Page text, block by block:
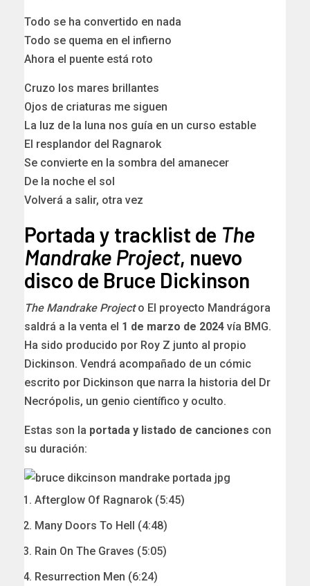
Todo se ha convertido en nada
Todo se quema en el infierno
Ahora el puente está roto
Cruzo los mares brillantes
Ojos de criaturas me siguen
La luz de la luna nos guía en un curso estable
El resplandor del Ragnarok
Se convierte en la sombra del amanecer
De la noche el sol
Volverá a salir, otra vez
Portada y tracklist de The
Mandrake Project, nuevo
disco de Bruce Dickinson
The Mandrake Projecto El proyecto Mandrágora
saldrá a la venta el 1 de marzo de 2024 vía BMG.
Ha sido producido por Roy Z junto al propio
Dickinson. Vendrá acompañado de un cómic
escrito por Dickinson que narra la historia del Dr
Necrópolis, un genio científico y oculto.
Estas son la portada y listado de canciones con
su duración:
Afterglow Of Ragnarok (5:45)
Many Doors To Hell (4:48)
Rain On The Graves (5:05)
Resurrection Men (6:24)